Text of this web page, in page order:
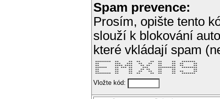
Spam prevence:
Prosím, opište tento
slouží k blokování
které vkládají spam
********  **     **  **     **  **     **   *******
**        ***   ***   **   **   **     **  **     **
**        **** ****    ** **    **     **  **     **
******    ** *** **     ***     *********   ********
**        **     **    ** **    **     **         **
**        **     **   **   **   **     **  **     **
********  **     **  **     **  **     **   *******
Vložte kód: